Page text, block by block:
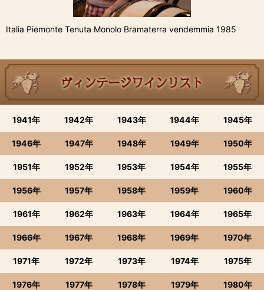
Italia Piemonte Tenuta Monolo Bramaterra vendemmia 1985
1941年 1942年 1943年 1944年 1945年
1946年 1947年 1948年 1949年 1950年
1951年 1952年 1953年 1954年 1955年
1956年 1957年 1958年 1959年 1960年
1961年 1962年 1963年 1964年 1965年
1966年 1967年 1968年 1969年 1970年
1971年 1972年 1973年 1974年 1975年
1976年 1977年 1978年 1979年 1980年